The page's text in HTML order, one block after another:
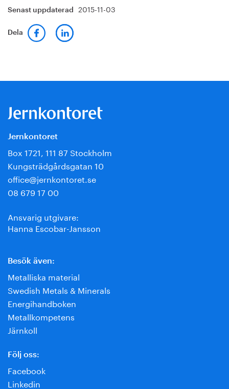
Senast uppdaterad 2015-11-03
Dela
Jernkontoret
Box 1721, 111 87 Stockholm
Kungsträdgårdsgatan 10
office@jernkontoret.se
08 679 17 00
Ansvarig utgivare:
Hanna Escobar-Jansson
Besök även:
Metalliska material
Swedish Metals & Minerals
Energihandboken
Metallkompetens
Järnkoll
Följ oss:
Facebook
Linkedin